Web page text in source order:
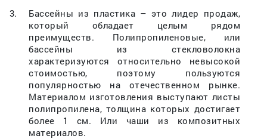
Бассейны из пластика – это лидер продаж,
который обладает целым рядом
преимуществ. Полипропиленовые, или
бассейны из стекловолокна
характеризуются относительно невысокой
стоимостью, поэтому пользуются
популярностью на отечественном рынке.
Материалом изготовления выступают листы
полипропилена, толщина которых достигает
более 1 см. Или чаши из композитных
материалов.